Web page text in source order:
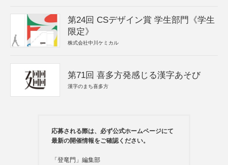
第24回 CSデザイン賞 学生部門《学生
限定》
株式会社中川ケミカル
第71回 喜多方発感じる漢字あそび
漢字のまち喜多方
応募される際は、必ず公式ホームページにて
最新の開催情報をご確認ください。
「登竜門」編集部